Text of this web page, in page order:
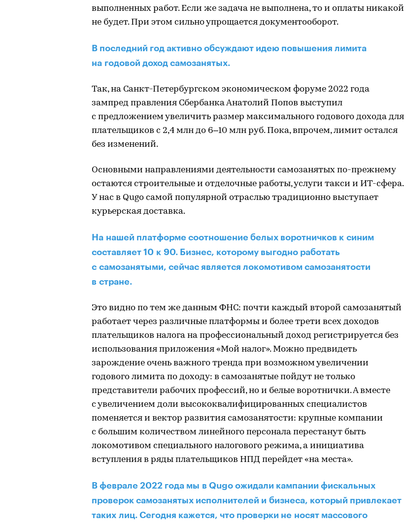
выполненных работ. Если же задача не выполнена, то и оплаты никакой
не будет. При этом сильно упрощается документооборот.
В последний год активно обсуждают идею повышения лимита
на годовой доход самозанятых.
Так, на Санкт-Петербургском экономическом форуме 2022 года
зампред правления Сбербанка Анатолий Попов выступил
с предложением увеличить размер максимального годового дохода для
плательщиков с 2,4 млн до 6–10 млн руб. Пока, впрочем, лимит остался
без изменений.
Основными направлениями деятельности самозанятых по-прежнему
остаются строительные и отделочные работы, услуги такси и ИТ-сфера.
У нас в Qugo самой популярной отраслью традиционно выступает
курьерская доставка.
На нашей платформе соотношение белых воротничков к синим
составляет 10 к 90. Бизнес, которому выгодно работать
с самозанятыми, сейчас является локомотивом самозанятости
в стране.
Это видно по тем же данным ФНС: почти каждый второй самозанятый
работает через различные платформы и более трети всех доходов
плательщиков налога на профессиональный доход регистрируется без
использования приложения «Мой налог». Можно предвидеть
зарождение очень важного тренда при возможном увеличении
годового лимита по доходу: в самозанятые пойдут не только
представители рабочих профессий, но и белые воротнички. А вместе
с увеличением доли высококвалифицированных специалистов
поменяется и вектор развития самозанятости: крупные компании
с большим количеством линейного персонала перестанут быть
локомотивом специального налогового режима, а инициатива
вступления в ряды плательщиков НПД перейдет «на места».
В феврале 2022 года мы в Qugo ожидали кампании фискальных
проверок самозанятых исполнителей и бизнеса, который привлекает
таких лиц. Сегодня кажется, что проверки не носят массового